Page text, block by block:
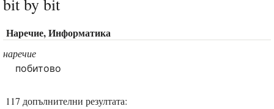
bit by bit
Наречие, Информатика
наречие
побитово
117 допълнителни резултата: